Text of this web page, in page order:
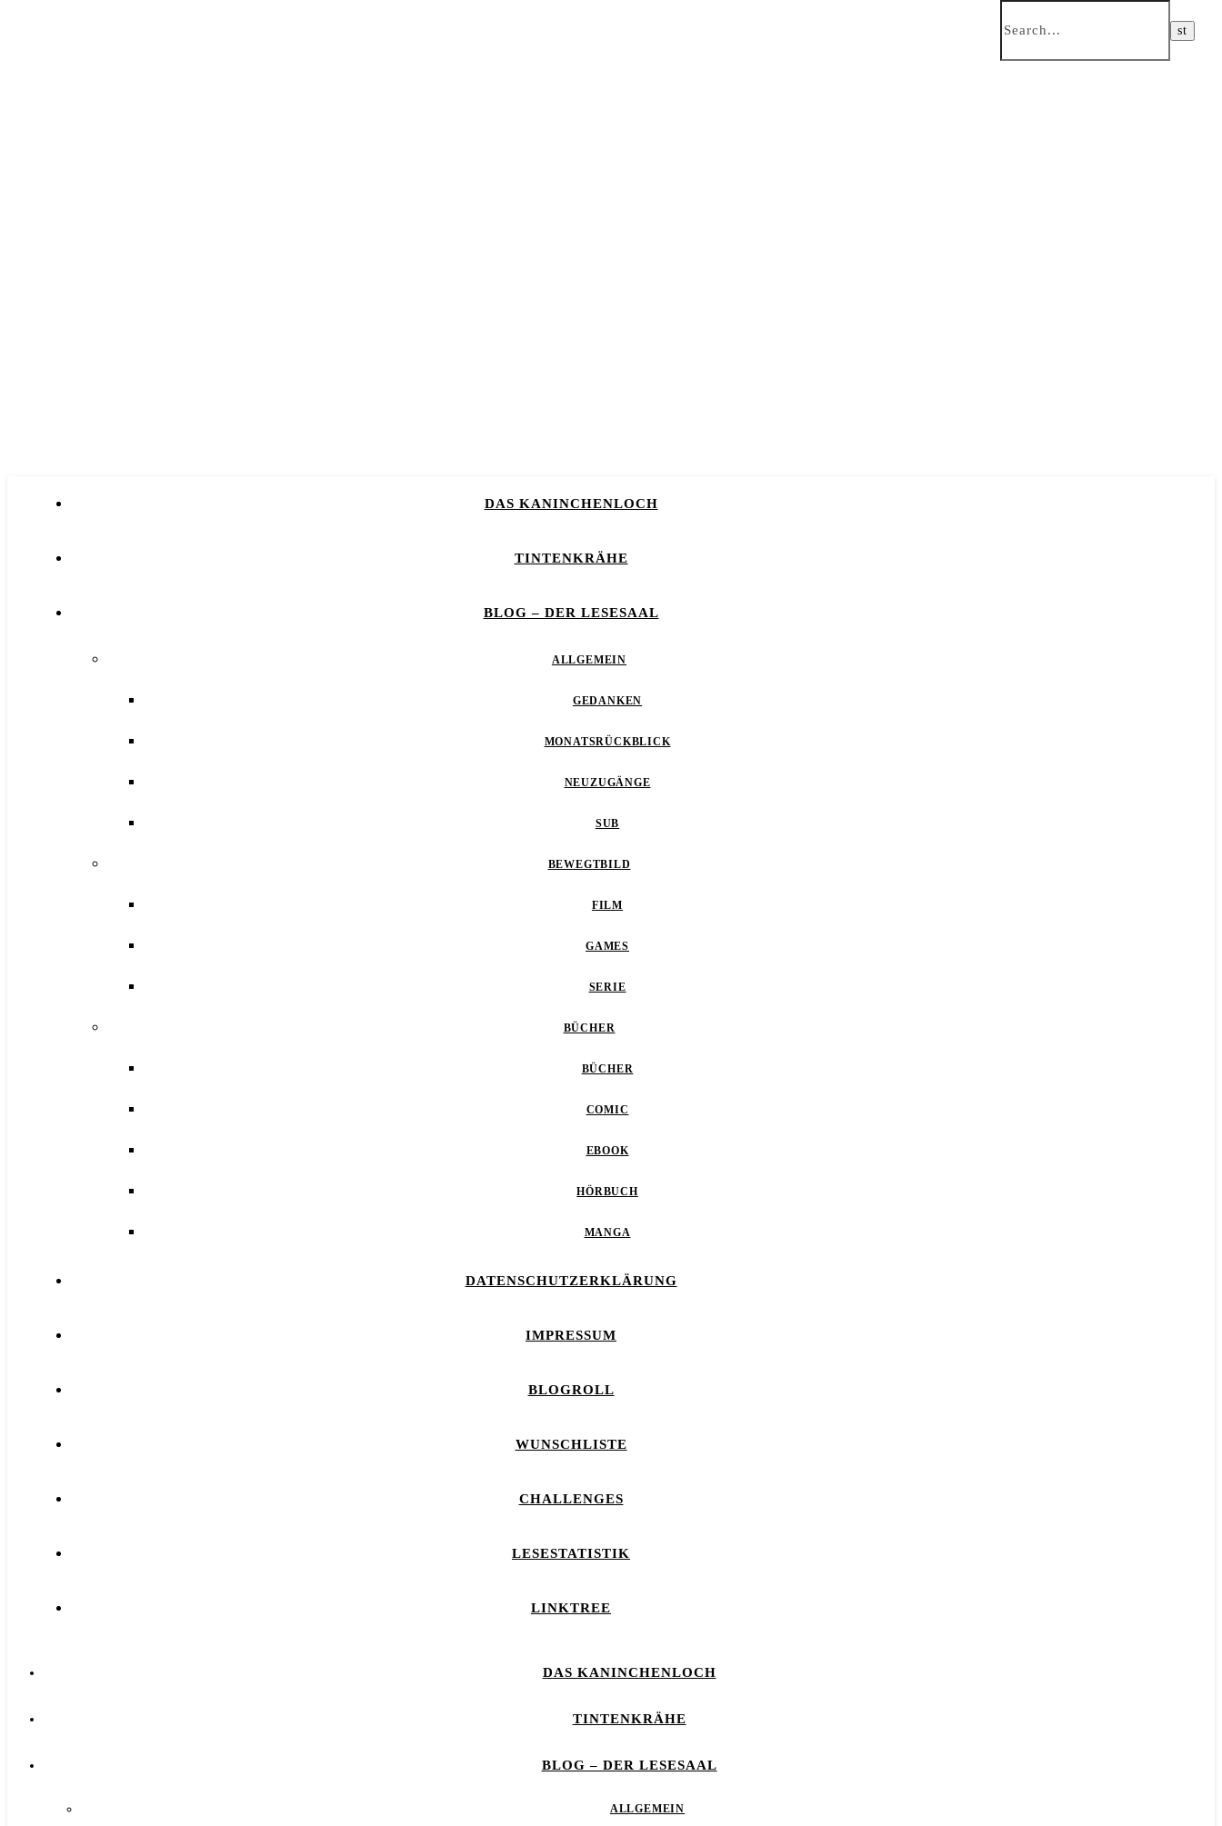
DAS KANINCHENLOCH
TINTENKRÄHE
BLOG – DER LESESAAL
ALLGEMEIN
GEDANKEN
MONATSRÜCKBLICK
NEUZUGÄNGE
SUB
BEWEGTBILD
FILM
GAMES
SERIE
BÜCHER
BÜCHER
COMIC
EBOOK
HÖRBUCH
MANGA
DATENSCHUTZERKLÄRUNG
IMPRESSUM
BLOGROLL
WUNSCHLISTE
CHALLENGES
LESESTATISTIK
LINKTREE
DAS KANINCHENLOCH
TINTENKRÄHE
BLOG – DER LESESAAL
ALLGEMEIN